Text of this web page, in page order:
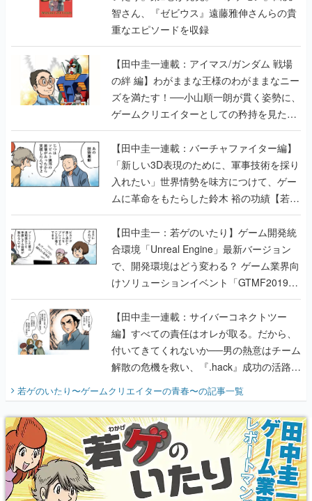
【田中圭一連載：アイマス/ガンダム 戦場
の絆 編】わがままな王様のわがままなニー
ズを満たす！──小山順一朗が貫く姿勢に、
ゲームクリエイターとしての矜持を見た
【若ゲのいたり最終回】
【田中圭一連載：バーチャファイター編】
「新しい3D表現のために、軍事技術を採り
入れたい」世界情勢を味方につけて、ゲー
ムに革命をもたらした鈴木 裕の功績【若ゲ
のいたり】
【田中圭一：若ゲのいたり】ゲーム開発統
合環境「Unreal Engine」最新バージョン
で、開発環境はどう変わる？ ゲーム業界向
けソリューションイベント「GTMF2019」
に行って、より理解を深めよう【PR】
【田中圭一連載：サイバーコネクトツー
編】すべての責任はオレが取る。だから、
付いてきてくれないか──男の熱意はチーム
解散の危機を救い、『.hack』成功の活路を
開く。業界の快男児・松山 洋に流れる血は
『少年ジャンプ』色だった【若ゲのいた
り】
若ゲのいたり〜ゲームクリエイターの青春〜の記事一覧
X
Youtube